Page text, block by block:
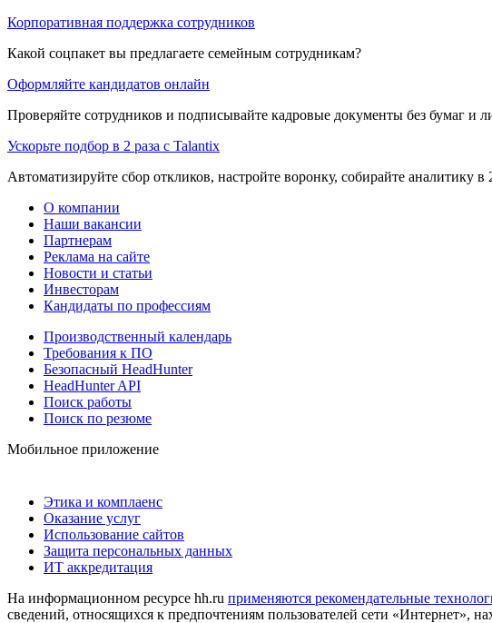
Корпоративная поддержка сотрудников
Какой соцпакет вы предлагаете семейным сотрудникам?
Оформляйте кандидатов онлайн
Проверяйте сотрудников и подписывайте кадровые документы без бумаг и
Ускорьте подбор в 2 раза с Talantix
Автоматизируйте сбор откликов, настройте воронку, собирайте аналитику в
О компании
Наши вакансии
Партнерам
Реклама на сайте
Новости и статьи
Инвесторам
Кандидаты по профессиям
Производственный календарь
Требования к ПО
Безопасный HeadHunter
HeadHunter API
Поиск работы
Поиск по резюме
Мобильное приложение
Этика и комплаенс
Оказание услуг
Использование сайтов
Защита персональных данных
ИТ аккредитация
На информационном ресурсе hh.ru применяются рекомендательные
сведений, относящихся к предпочтениям пользователей сети «Интернет»,